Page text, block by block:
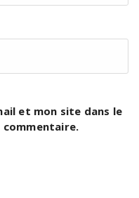
et mon site dans le